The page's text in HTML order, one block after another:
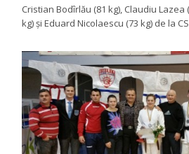
Cristian Bodîrlău (81 kg), Claudiu Lazea
kg) şi Eduard Nicolaescu (73 kg) de la